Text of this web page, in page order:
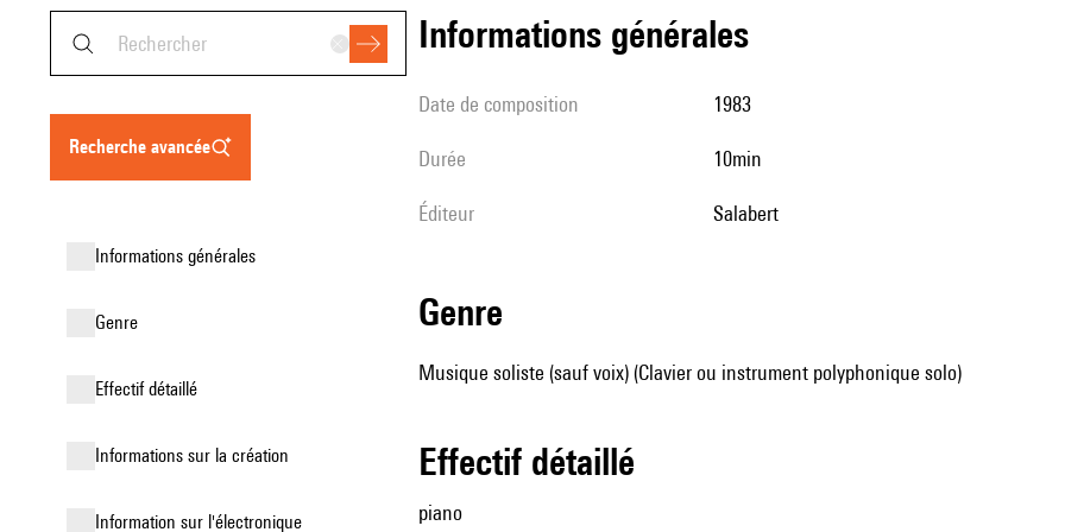
recherche avancée
informations générales
genre
effectif détaillé
informations sur la création
Information sur l'électronique
informations générales
date de composition 1983
durée 10min
éditeur Salabert
genre
Musique soliste (sauf voix) (Clavier ou instrument polyphonique solo)
effectif détaillé
piano